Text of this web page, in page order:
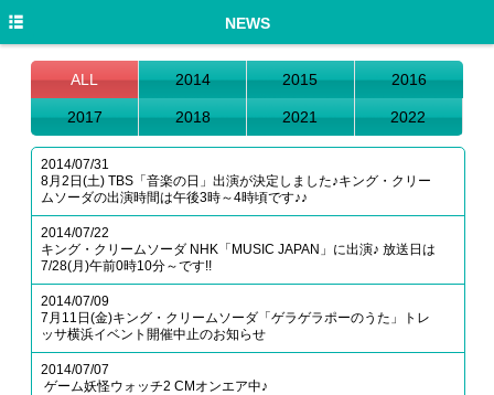
NEWS
ALL 2014 2015 2016
2017 2018 2021 2022
2014/07/31
8月2日(土) TBS「音楽の日」出演が決定しました♪キング・クリー
ムソーダの出演時間は午後3時～4時頃です♪♪
2014/07/22
キング・クリームソーダ NHK「MUSIC JAPAN」に出演♪ 放送日は
7/28(月)午前0時10分～です!!
2014/07/09
7月11日(金)キング・クリームソーダ「ゲラゲラポーのうた」トレ
ッサ横浜イベント開催中止のお知らせ
2014/07/07
​ ​ゲーム妖怪ウォッチ2 CMオンエア中♪
NEWS
PROFILE
LIVE/EVENT
MEDIA
GOODS
MOVIE
TWITTER